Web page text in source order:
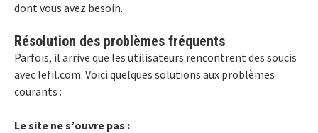
dont vous avez besoin.
Résolution des problèmes fréquents
Parfois, il arrive que les utilisateurs rencontrent des soucis
avec lefil.com. Voici quelques solutions aux problèmes
courants :
Le site ne s’ouvre pas :